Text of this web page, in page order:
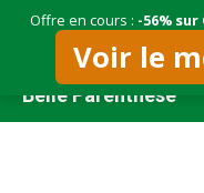
Belle Parenthèse
Offre en cours : -56% sur
Voir le